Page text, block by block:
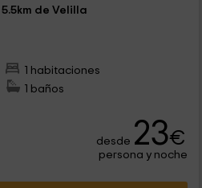
de Velilla
1 habitaciones
1 baños
desde 23€
persona y noche